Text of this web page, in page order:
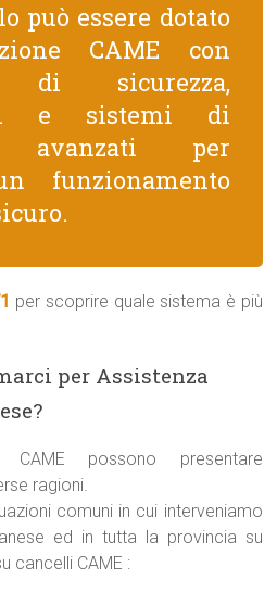
può essere dotato
CAME con
di sicurezza,
e sistemi di
avanzati per
funzionamento
per scoprire quale sistema è più
per Assistenza
possono presentare
ragioni.
comuni in cui interveniamo
ed in tutta la provincia su
cancelli CAME :